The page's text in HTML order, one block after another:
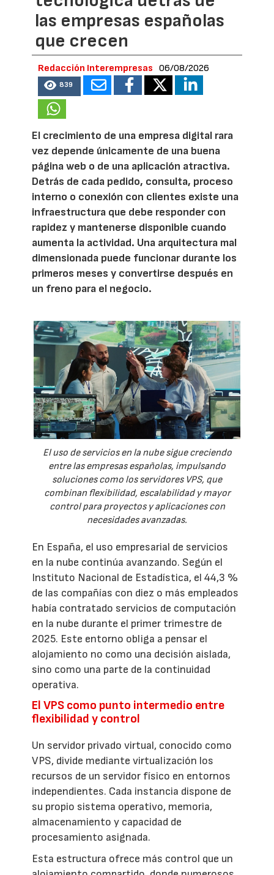
las empresas españolas
que crecen
Redacción Interempresas 06/08/2026
839
El crecimiento de una empresa digital rara
vez depende únicamente de una buena
página web o de una aplicación atractiva.
Detrás de cada pedido, consulta, proceso
interno o conexión con clientes existe una
infraestructura que debe responder con
rapidez y mantenerse disponible cuando
aumenta la actividad. Una arquitectura mal
dimensionada puede funcionar durante los
primeros meses y convertirse después en
un freno para el negocio.
El uso de servicios en la nube sigue creciendo
entre las empresas españolas, impulsando
soluciones como los servidores VPS, que
combinan flexibilidad, escalabilidad y mayor
control para proyectos y aplicaciones con
necesidades avanzadas.
En España, el uso empresarial de servicios
en la nube continúa avanzando. Según el
Instituto Nacional de Estadística, el 44,3 %
de las compañías con diez o más empleados
había contratado servicios de computación
en la nube durante el primer trimestre de
2025. Este entorno obliga a pensar el
alojamiento no como una decisión aislada,
sino como una parte de la continuidad
operativa.
El VPS como punto intermedio entre
flexibilidad y control
Un servidor privado virtual, conocido como
VPS, divide mediante virtualización los
recursos de un servidor físico en entornos
independientes. Cada instancia dispone de
su propio sistema operativo, memoria,
almacenamiento y capacidad de
procesamiento asignada.
Esta estructura ofrece más control que un